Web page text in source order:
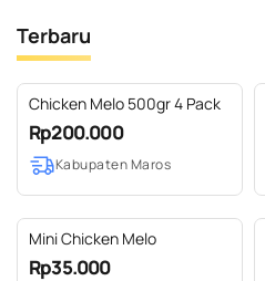
Terbaru
Chicken Melo 500gr 4 Pack
Rp200.000
Kabupaten Maros
Mini Chicken Melo
Rp35.000